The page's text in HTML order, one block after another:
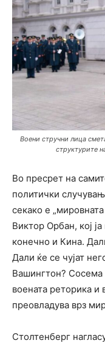
Воени стручни лица
структурите
Во пресрет на
политички
секако е
Виктор Орбан, кој
конечно и Кина.
Дали ќе се чујат
Вашингтон? Сосема
воената реторика и
преовладува врз
Столтенберг